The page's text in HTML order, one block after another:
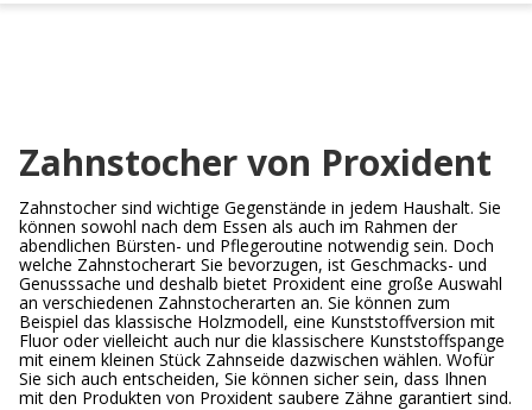
Zahnstocher von Proxident
Zahnstocher sind wichtige Gegenstände in jedem Haushalt. Sie
können sowohl nach dem Essen als auch im Rahmen der
abendlichen Bürsten- und Pflegeroutine notwendig sein. Doch
welche Zahnstocherart Sie bevorzugen, ist Geschmacks- und
Genusssache und deshalb bietet Proxident eine große Auswahl
an verschiedenen Zahnstocherarten an. Sie können zum
Beispiel das klassische Holzmodell, eine Kunststoffversion mit
Fluor oder vielleicht auch nur die klassischere Kunststoffspange
mit einem kleinen Stück Zahnseide dazwischen wählen. Wofür
Sie sich auch entscheiden, Sie können sicher sein, dass Ihnen
mit den Produkten von Proxident saubere Zähne garantiert sind.